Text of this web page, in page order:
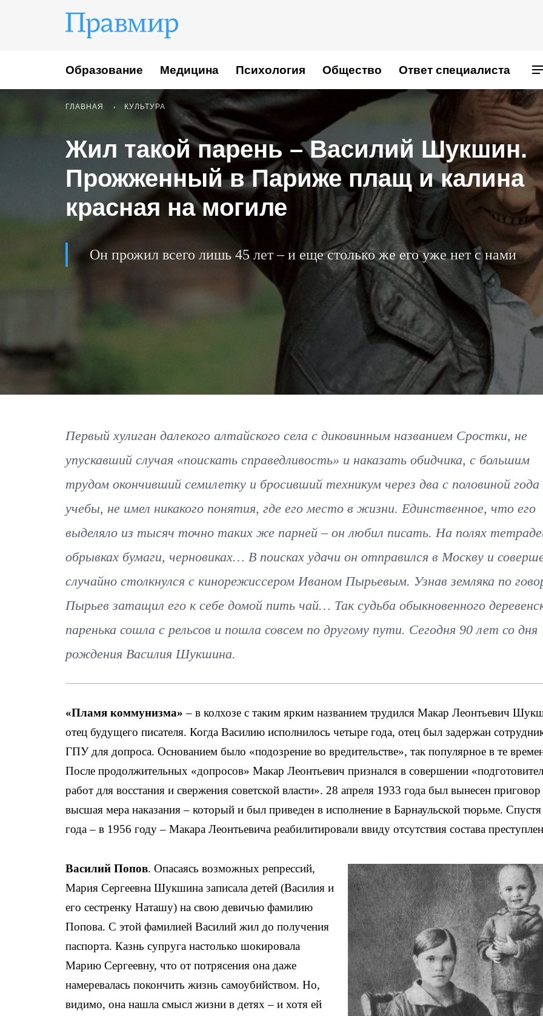
Образование Медицина Психология Общество Ответ специалиста
ГЛАВНАЯ КУЛЬТУРА
Жил такой парень – Василий Шукшин.
Прожженный в Париже плащ и калина
красная на могиле
Он прожил всего лишь 45 лет – и еще столько же его уже нет с нами
Первый хулиган далекого алтайского села с диковинным названием Сростки, не
упускавший случая «поискать справедливость» и наказать обидчика, с большим
трудом окончивший семилетку и бросивший техникум через два с половиной года
учебы, не имел никакого понятия, где его место в жизни. Единственное, что его
выделяло из тысяч точно таких же парней – он любил писать. На полях
обрывках бумаги, черновиках… В поисках удачи он отправился в Москву и
случайно столкнулся с кинорежиссером Иваном Пырьевым. Узнав земляка по
Пырьев затащил его к себе домой пить чай… Так судьба обыкновенного
паренька сошла с рельсов и пошла совсем по другому пути. Сегодня 90 лет со дня
рождения Василия Шукшина.
«Пламя коммунизма»– в колхозе с таким ярким названием трудился Макар Леонтьевич
отец будущего писателя. Когда Василию исполнилось четыре года, отец был задержан
ГПУ для допроса. Основанием было «подозрение во вредительстве», так популярное в те
После продолжительных «допросов» Макар Леонтьевич признался в совершении
работ для восстания и свержения советской власти». 28 апреля 1933 года был вынесен
высшая мера наказания – который и был приведен в исполнение в Барнаульской тюрьме.
года – в 1956 году – Макара Леонтьевича реабилитировали ввиду отсутствия состава
Василий Попов. Опасаясь возможных репрессий,
Мария Сергеевна Шукшина записала детей (Василия и
его сестренку Наташу) на свою девичью фамилию
Попова. С этой фамилией Василий жил до получения
паспорта. Казнь супруга настолько шокировала
Марию Сергеевну, что от потрясения она даже
намеревалась покончить жизнь самоубийством. Но,
видимо, она нашла смысл жизни в детях – и хотя ей